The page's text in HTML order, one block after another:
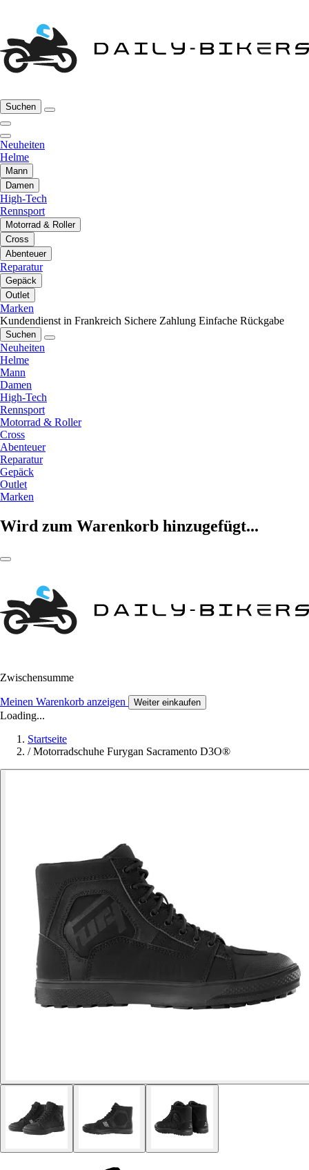
Suchen
Neuheiten
Helme
Mann
Damen
High-Tech
Rennsport
Motorrad & Roller
Cross
Abenteuer
Reparatur
Gepäck
Outlet
Marken
Kundendienst in Frankreich Sichere Zahlung Einfache Rückgabe
Suchen
Neuheiten
Helme
Mann
Damen
High-Tech
Rennsport
Motorrad & Roller
Cross
Abenteuer
Reparatur
Gepäck
Outlet
Marken
Wird zum Warenkorb hinzugefügt...
Zwischensumme
Meinen Warenkorb anzeigen Weiter einkaufen
Loading...
Startseite
/ Motorradschuhe Furygan Sacramento D3O®